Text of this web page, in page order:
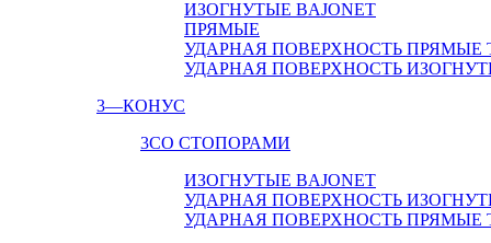
ИЗОГНУТЫЕ BAJONET
ПРЯМЫЕ
УДАРНАЯ ПОВЕРХНОСТЬ ПРЯМЫЕ
УДАРНАЯ ПОВЕРХНОСТЬ
3—КОНУС
3СО СТОПОРАМИ
ИЗОГНУТЫЕ BAJONET
УДАРНАЯ ПОВЕРХНОСТЬ
УДАРНАЯ ПОВЕРХНОСТЬ ПРЯМЫЕ